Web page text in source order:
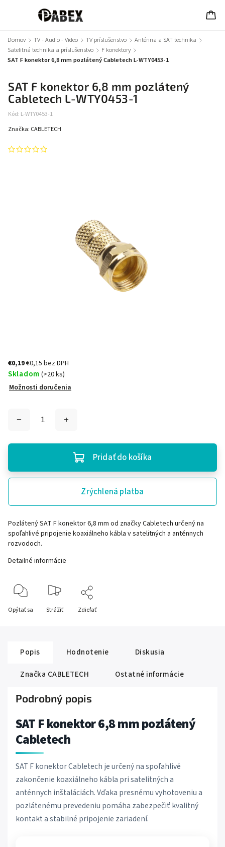
Domov / TV - Audio - Video / TV príslušenstvo / Anténna a SAT technika /
Satelitná technika a príslušenstvo / F konektory /
SAT F konektor 6,8 mm pozlátený Cabletech L-WTY0453-1
SAT F konektor 6,8 mm pozlátený
Cabletech L-WTY0453-1
Kód: L-WTY0453-1
Značka: CABLETECH
€0,19€0,15 bez DPH
Skladom (>20 ks)
Možnosti doručenia
Pridať do košíka
Zrýchlená platba
Pozlátený SAT F konektor 6,8 mm od značky Cabletech určený na
spoľahlivé pripojenie koaxiálneho kábla v satelitných a anténnych
rozvodoch.
Detailné informácie
Opýtať sa Strážiť Zdieľať
Popis Hodnotenie
Diskusia
Značka CABLETECH Ostatné informácie
Podrobný popis
SAT F konektor 6,8 mm pozlátený
Cabletech
SAT F konektor Cabletech je určený na spoľahlivé
zakončenie koaxiálneho kábla pri satelitných a
anténnych inštaláciách. Vďaka presnému vyhotoveniu a
pozlátenému prevedeniu pomáha zabezpečiť kvalitný
kontakt a stabilné pripojenie zariadení.